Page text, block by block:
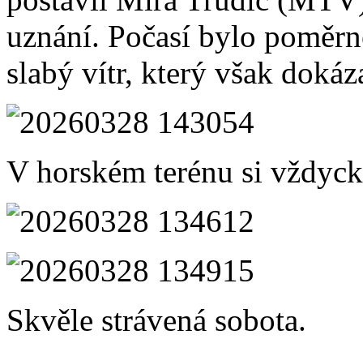
uznání. Počasí bylo
slabý vítr, který však
V horském terénu si
Skvěle strávená sobota.